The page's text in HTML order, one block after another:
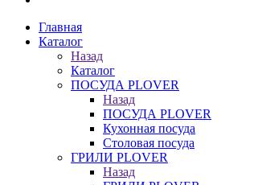
Главная
Каталог
Назад
Каталог
ПОСУДА PLOVER
Назад
ПОСУДА PLOVER
Кухонная посуда
Столовая посуда
ГРИЛИ PLOVER
Назад